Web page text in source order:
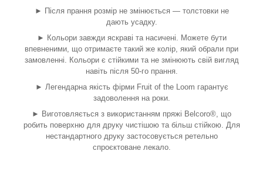
► Після прання розмір не змінюється — толстовки не
дають усадку.
► Кольори завжди яскраві та насичені. Можете бути
впевненими, що отримаєте такий же колір, який обрали при
замовленні. Кольори є стійкими та не змінюють свій вигляд
навіть після 50-го прання.
► Легендарна якість фірми Fruit of the Loom гарантує
задоволення на роки.
► Виготовляється з використанням пряжі Belcoro® , що
робить поверхню для друку чистішою та більш стійкою. Для
нестандартного друку застосовується ретельно
спроєктоване лекало.